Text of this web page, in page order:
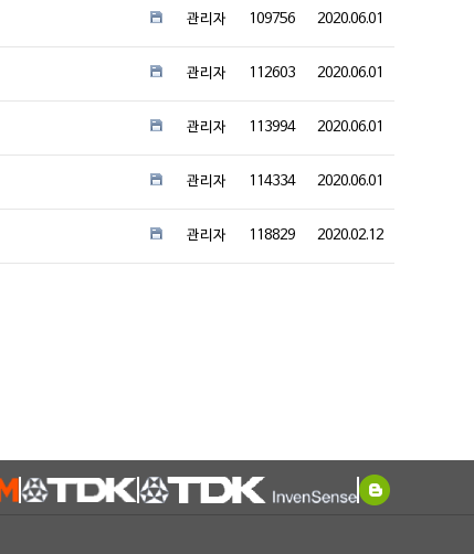
관리자 109756 2020.06.01
관리자 112603 2020.06.01
관리자 113994 2020.06.01
관리자 114334 2020.06.01
관리자 118829 2020.02.12